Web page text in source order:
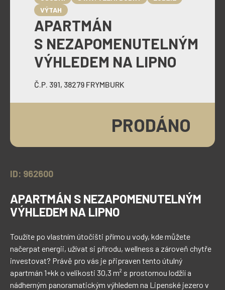
APARTMÁN
S NEZAPOMENUTELNÝM
VÝHLEDEM NA LIPNO
Č.P. 391, 38279 FRYMBURK
VÝTAH
PRODÁNO
ID: 962600
APARTMÁN S NEZAPOMENUTELNÝM
VÝHLEDEM NA LIPNO
Toužíte po vlastním útočišti přímo u vody, kde můžete
načerpat energii, užívat si přírodu, wellness a zároveň chytře
investovat? Právě pro vás je připraven tento útulný
apartmán 1+kk o velikosti 30,3 m² s prostornou lodžií a
nádherným panoramatickým výhledem na Lipenské jezero v